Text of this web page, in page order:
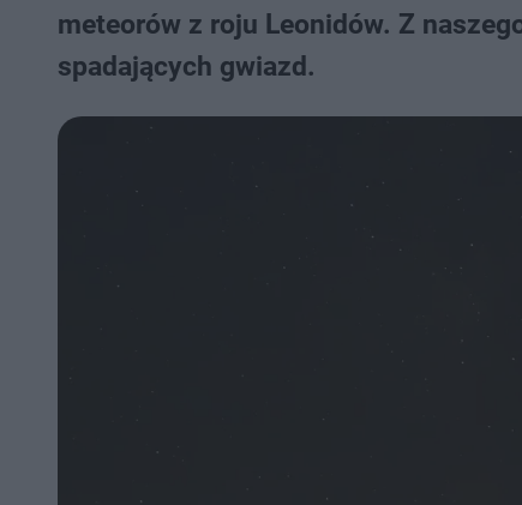
meteorów z roju Leonidów. Z
spadających gwiazd.